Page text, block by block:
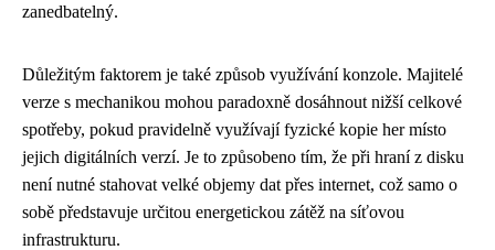
zanedbatelný.
Důležitým faktorem je také způsob využívání konzole. Majitelé
verze s mechanikou mohou paradoxně dosáhnout nižší celkové
spotřeby, pokud pravidelně využívají fyzické kopie her místo
jejich digitálních verzí. Je to způsobeno tím, že při hraní z disku
není nutné stahovat velké objemy dat přes internet, což samo o
sobě představuje určitou energetickou zátěž na síťovou
infrastrukturu.